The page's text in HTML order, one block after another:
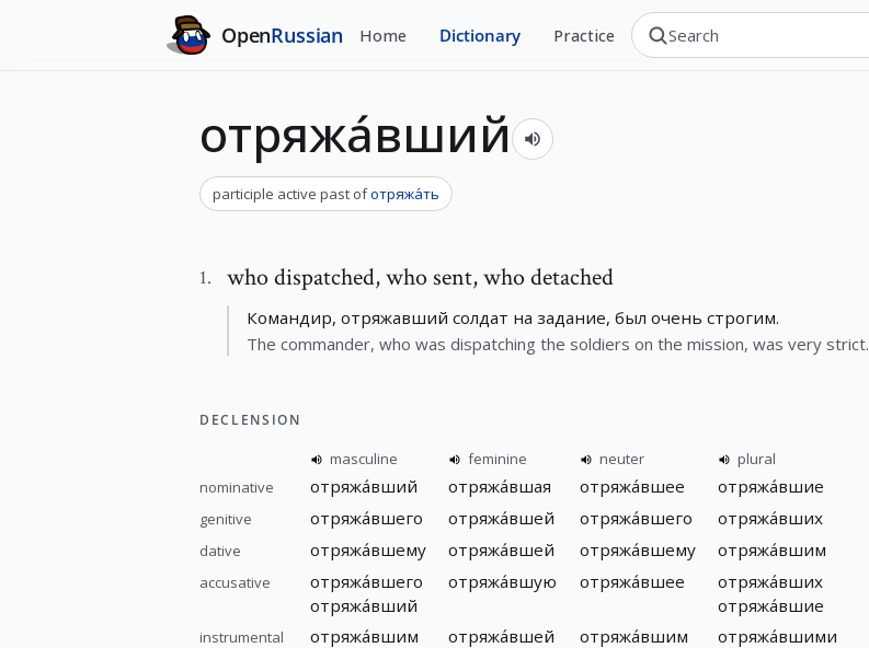
OpenRussian Home Dictionary Practice
отряжа́вший
participle active past ofотряжа́ть
1. who dispatched,who sent, who detached
Командир, отряжавший солдат на задание, был очень строгим.
The commander, who was dispatching the soldiers on the mission, was very strict.
DECLENSION
masculine feminine neuter
plural
nominative
отряжа́вший отряжа́вшая отряжа́вшее отряжа́вшие
genitive отряжа́вшего отряжа́вшей отряжа́вшего отряжа́вших
dative отряжа́вшему отряжа́вшей отряжа́вшему отряжа́вшим
accusative
отряжа́вшего
отряжа́вший
отряжа́вшую отряжа́вшее
отряжа́вших
отряжа́вшие
instrumental отряжа́вшим
отряжа́вшей
отряжа́вшим отряжа́вшими